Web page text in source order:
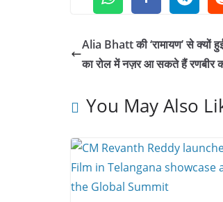
Alia Bhatt की ‘रामायण’ से क्यों
का रोल में नज़र आ सकते हैं रणबीर
You May Also